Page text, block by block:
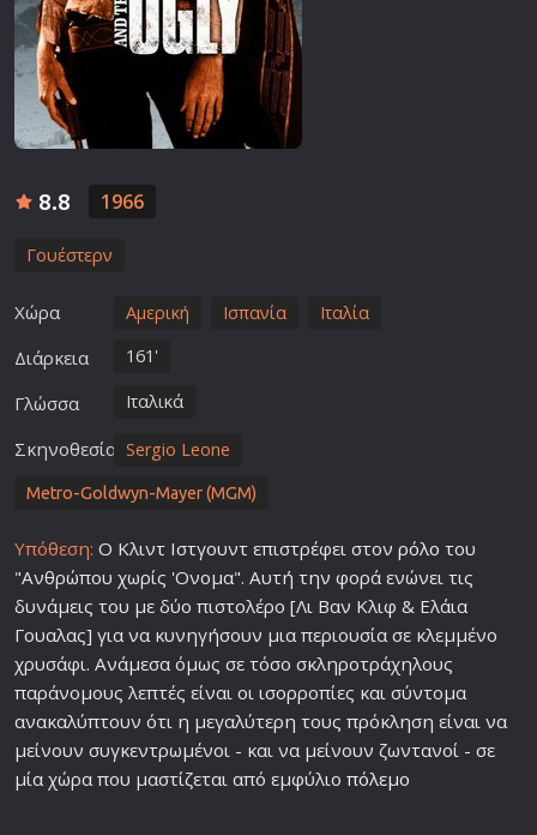
8.8 1966
Γουέστερν
Χώρα Αμερική Ισπανία Ιταλία
Διάρκεια 161'
Γλώσσα Ιταλικά
Σκηνοθεσία Sergio Leone
Metro-Goldwyn-Mayer (MGM)
Υπόθεση: Ο Κλιντ Ιστγουντ επιστρέφει στον ρόλο του
"Ανθρώπου χωρίς 'Ονομα". Αυτή την φορά ενώνει τις
δυνάμεις του με δύο πιστολέρο [Λι Βαν Κλιφ & Ελάια
Γουαλας] για να κυνηγήσουν μια περιουσία σε κλεμμένο
χρυσάφι. Ανάμεσα όμως σε τόσο σκληροτράχηλους
παράνομους λεπτές είναι οι ισορροπίες και σύντομα
ανακαλύπτουν ότι η μεγαλύτερη τους πρόκληση είναι να
μείνουν συγκεντρωμένοι - και να μείνουν ζωντανοί - σε
μία χώρα που μαστίζεται από εμφύλιο πόλεμο